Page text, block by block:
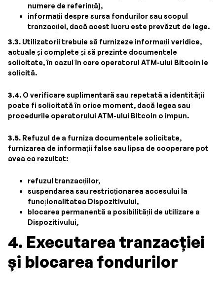
numere de referință),
informații despre sursa fondurilor sau scopul
tranzacției, dacă acest lucru este prevăzut de lege.
3.3. Utilizatorii trebuie să furnizeze informații veridice,
actuale și complete și să prezinte documentele
solicitate, în cazul în care operatorul ATM-ului Bitcoin le
solicită.
3.4. O verificare suplimentară sau repetată a identității
poate fi solicitată în orice moment, dacă legea sau
procedurile operatorului ATM-ului Bitcoin o impun.
3.5. Refuzul de a furniza documentele solicitate,
furnizarea de informații false sau lipsa de cooperare pot
avea ca rezultat:
refuzul tranzacțiilor,
suspendarea sau restricționarea accesului la
funcționalitatea Dispozitivului,
blocarea permanentă a posibilității de utilizare a
Dispozitivului,
4. Executarea tranzacției
și blocarea fondurilor